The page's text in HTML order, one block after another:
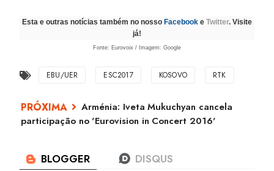
Esta e outras notícias também no nosso Facebook e Twitter. Visite
já!
Fonte: Eurovoix / Imagem: Google
EBU/UER ESC2017 KOSOVO RTK
Arménia: Iveta Mukuchyan cancela
participação no 'Eurovision in Concert 2016'